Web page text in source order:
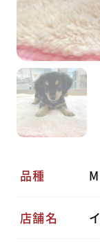
品種
店舗名